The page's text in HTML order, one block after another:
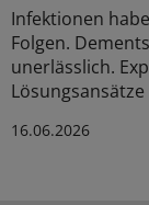
Infektionen
Folgen.
unerlässlich.
16.06.2026